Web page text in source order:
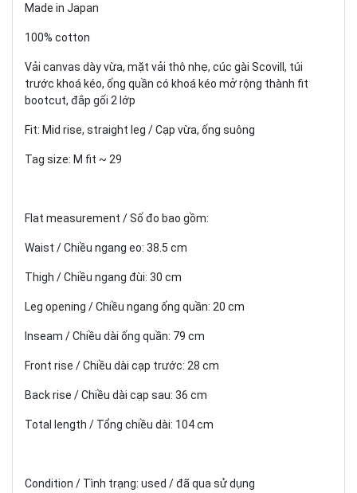
Made in Japan
100% cotton
Vải canvas dày vừa, mặt vải thô nhẹ, cúc gài Scovill, túi
trước khoá kéo, ống quần có khoá kéo mở rộng thành fit
bootcut, đắp gối 2 lớp
Fit: Mid rise, straight leg / Cạp vừa, ống suông
Tag size: M fit ~ 29
Flat measurement / Số đo bao gồm:
Waist / Chiều ngang eo: 38.5 cm
Thigh / Chiều ngang đùi: 30 cm
Leg opening / Chiều ngang ống quần: 20 cm
Inseam / Chiều dài ống quần: 79 cm
Front rise / Chiều dài cạp trước: 28 cm
Back rise / Chiều dài cạp sau: 36 cm
Total length / Tổng chiều dài: 104 cm
Condition / Tình trạng: used / đã qua sử dụng